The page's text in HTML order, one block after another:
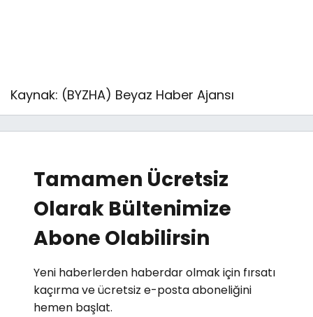
Kaynak: (BYZHA) Beyaz Haber Ajansı
Tamamen Ücretsiz
Olarak Bültenimize
Abone Olabilirsin
Yeni haberlerden haberdar olmak için fırsatı
kaçırma ve ücretsiz e-posta aboneliğini
hemen başlat.